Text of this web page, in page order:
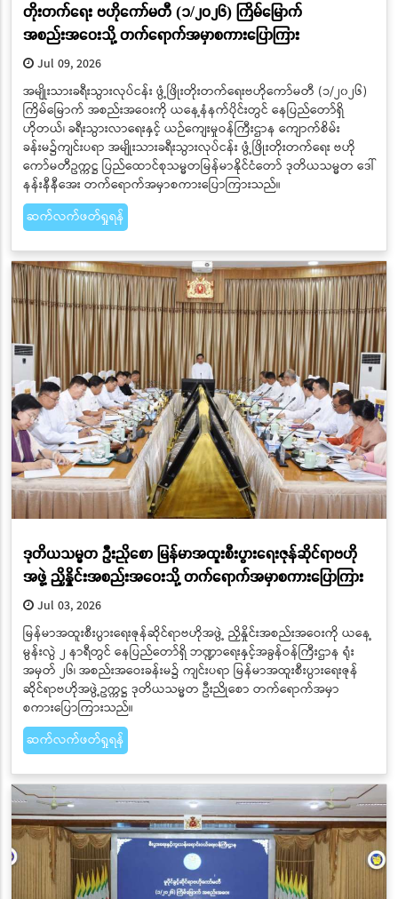
တိုးတက်ရေး ဗဟိုကော်မတီ (၁/၂၀၂၆) ကြိမ်မြောက်
အစည်းအဝေးသို့ တက်ရောက်အမှာစကားပြောကြား
Jul 09, 2026
အမျိုးသားခရီးသွားလုပ်ငန်း ဖွံ့ဖြိုးတိုးတက်ရေးဗဟိုကော်မတီ (၁/၂၀၂၆)
ကြိမ်မြောက် အစည်းအဝေးကို ယနေ့နံနက်ပိုင်းတွင် နေပြည်တော်ရှိ
ဟိုတယ်၊ ခရီးသွားလာရေးနှင့် ယဉ်ကျေးမှုဝန်ကြီးဌာန ကျောက်စိမ်း
ခန်းမ၌ကျင်းပရာ အမျိုးသားခရီးသွားလုပ်ငန်း ဖွံ့ဖြိုးတိုးတက်ရေး ဗဟို
ကော်မတီဥက္ကဋ္ဌ ပြည်ထောင်စုသမ္မတမြန်မာနိုင်ငံတော် ဒုတိယသမ္မတ ဒေါ်
နန်းနီနီအေး တက်ရောက်အမှာစကားပြောကြားသည်။
ဆက်လက်ဖတ်ရှုရန်
ဒုတိယသမ္မတ ဦးညိုစော မြန်မာအထူးစီးပွားရေးဇုန်ဆိုင်ရာဗဟို
အဖွဲ့ ညှိနှိုင်းအစည်းအဝေးသို့ တက်ရောက်အမှာစကားပြောကြား
Jul 03, 2026
မြန်မာအထူးစီးပွားရေးဇုန်ဆိုင်ရာဗဟိုအဖွဲ့ ညှိနှိုင်းအစည်းအဝေးကို ယနေ့
မွန်းလွဲ ၂ နာရီတွင် နေပြည်တော်ရှိ ဘဏ္ဍာရေးနှင့်အခွန်ဝန်ကြီးဌာန ရုံး
အမှတ် ၂၆၊ အစည်းအဝေးခန်းမ၌ ကျင်းပရာ မြန်မာအထူးစီးပွားရေးဇုန်
ဆိုင်ရာဗဟိုအဖွဲ့ဥက္ကဋ္ဌ ဒုတိယသမ္မတ ဦးညိုစော တက်ရောက်အမှာ
စကားပြောကြားသည်။
ဆက်လက်ဖတ်ရှုရန်